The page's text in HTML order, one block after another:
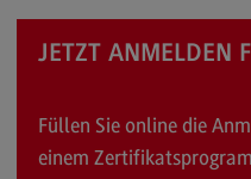
JETZT ANMELDEN
Füllen Sie online die
einem